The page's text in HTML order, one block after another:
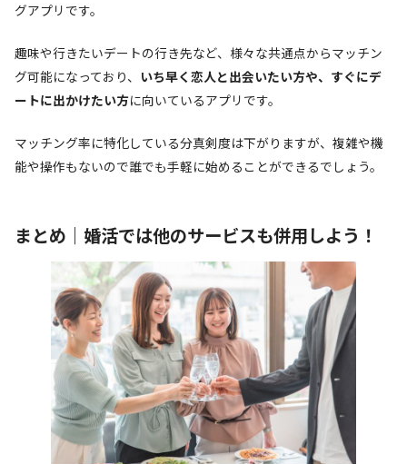
グアプリです。
趣味や行きたいデートの行き先など、様々な共通点からマッチン
グ可能になっており、 いち早く恋人と出会いたい方や、すぐにデ
ートに出かけたい方に向いているアプリです。
マッチング率に特化している分真剣度は下がりますが、複雑や機
能や操作もないので誰でも手軽に始めることができるでしょう。
まとめ｜婚活では他のサービスも併用しよう！